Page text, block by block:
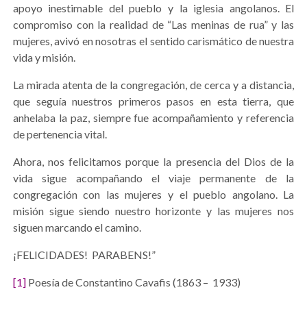
apoyo inestimable del pueblo y la iglesia angolanos. El
compromiso con la realidad de “Las meninas de rua” y las
mujeres, avivó en nosotras el sentido carismático de nuestra
vida y misión.
La mirada atenta de la congregación, de cerca y a distancia,
que seguía nuestros primeros pasos en esta tierra, que
anhelaba la paz, siempre fue acompañamiento y referencia
de pertenencia vital.
Ahora, nos felicitamos porque la presencia del Dios de la
vida sigue acompañando el viaje permanente de la
congregación con las mujeres y el pueblo angolano. La
misión sigue siendo nuestro horizonte y las mujeres nos
siguen marcando el camino.
¡FELICIDADES! PARABENS!”
[1]Poesía de Constantino Cavafis (1863 – 1933)